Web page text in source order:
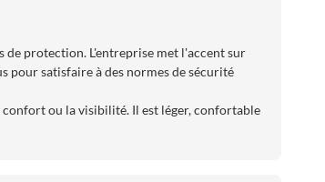
de protection. L'entreprise met l'accent sur
pour satisfaire à des normes de sécurité
confort ou la visibilité. Il est léger, confortable